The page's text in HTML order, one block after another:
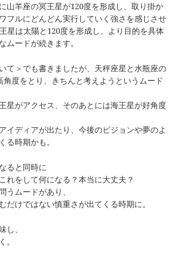
山羊座の冥王星が120度を形成し、取り掛か
フルにどんどん実行していく強さを感じさせ
星は太陽と120度を形成し、より目的を具体
ムードが続きます。
て＞でも書きましたが、天秤座星と水瓶座の
角度をとり、きちんと考えようというムード
星がアクセス、そのあとには海王星が好角度
イディアが出たり、今後のビジョンや夢のよ
る時期かも。
ると同時に
れをして何になる？本当に大丈夫？
うムードがあり、
だけではない慎重さが出てくる時期に。
し、
。